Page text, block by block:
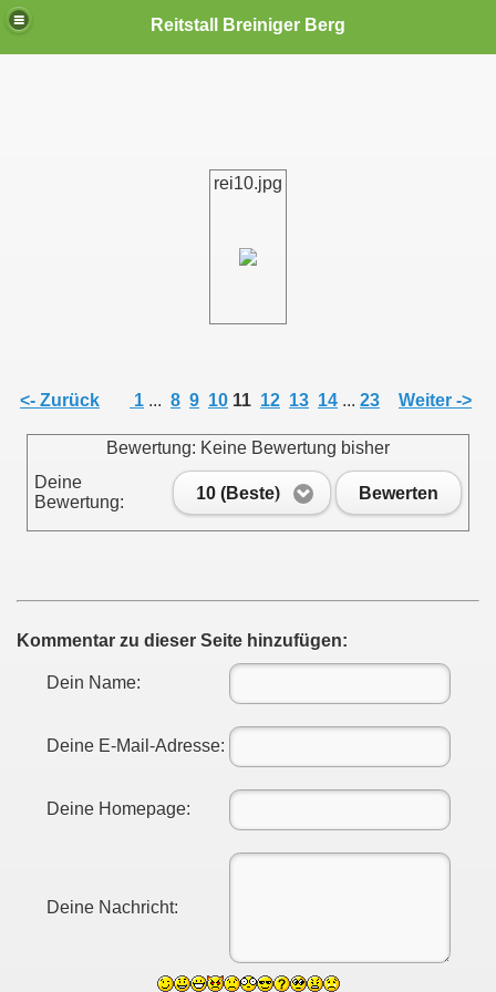
Reitstall Breiniger Berg
rei10.jpg
<- Zurück 1 ... 8 9 10 11 12 13 14 ... 23 Weiter ->
Bewertung: Keine Bewertung bisher
Deine
Bewertung:
10 (Beste) Bewerten
Kommentar zu dieser Seite hinzufügen:
Dein Name:
Deine E-Mail-Adresse:
Deine Homepage:
Deine Nachricht: